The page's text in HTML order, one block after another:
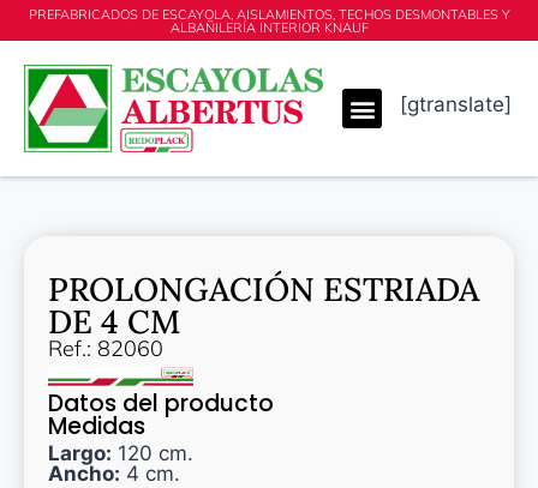
PREFABRICADOS DE ESCAYOLA, AISLAMIENTOS, TECHOS DESMONTABLES Y
ALBAÑILERÍA INTERIOR KNAUF
[gtranslate]
PROLONGACIÓN ESTRIADA
DE 4 CM
Ref.: 82060
Datos del producto
Medidas
Largo: 120 cm.
Ancho: 4 cm.